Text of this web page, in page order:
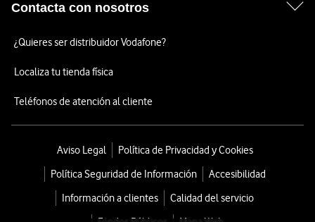
Contacta con nosotros
¿Quieres ser distribuidor Vodafone?
Localiza tu tienda física
Teléfonos de atención al cliente
Aviso Legal
Política de Privacidad y Cookies
Política Seguridad de Información
Accesibilidad
Información a clientes
Calidad del servicio